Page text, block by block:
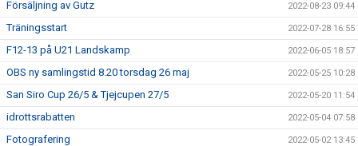
Försäljning av Gutz 2022-08-23 09:44
Träningsstart 2022-07-28 16:55
F12-13 på U21 Landskamp 2022-06-05 18:57
OBS ny samlingstid 8.20 torsdag 26 maj 2022-05-25 10:28
San Siro Cup 26/5 & Tjejcupen 27/5 2022-05-20 11:54
idrottsrabatten 2022-05-04 07:58
Fotografering 2022-05-02 13:45